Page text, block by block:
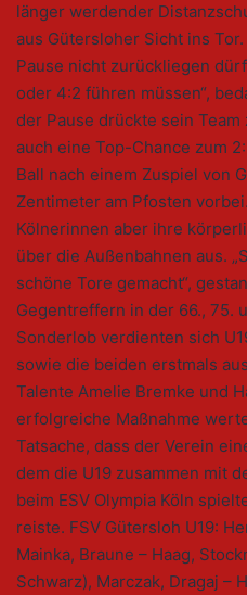
länger werdender
aus Gütersloher Sicht ins
Pause nicht zurückliegen
oder 4:2 führen müssen“,
der Pause drückte sein
auch eine Top-Chance zum
Ball nach einem Zuspiel von
Zentimeter am Pfosten
Kölnerinnen aber ihre
über die Außenbahnen aus.
schöne Tore gemacht“,
Gegentreffern in der 66., 75.
Sonderlob verdienten sich
sowie die beiden erstmals
Talente Amelie Bremke und
erfolgreiche Maßnahme
Tatsache, dass der Verein
dem die U19 zusammen mit
beim ESV Olympia Köln
reiste. FSV Gütersloh U19:
Mainka, Braune – Haag,
Schwarz), Marczak, Dragaj –